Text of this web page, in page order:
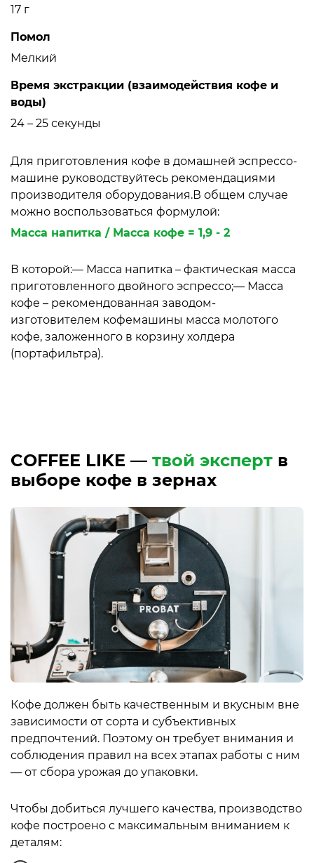
17 г
Помол
Мелкий
Время экстракции (взаимодействия кофе и
воды)
24 – 25 секунды
Для приготовления кофе в домашней эспрессо-
машине руководствуйтесь рекомендациями
производителя оборудования.В общем случае
можно воспользоваться формулой:
Масса напитка / Масса кофе = 1,9 - 2
В которой:— Масса напитка – фактическая масса
приготовленного двойного эспрессо;— Масса
кофе – рекомендованная заводом-
изготовителем кофемашины масса молотого
кофе, заложенного в корзину холдера
(портафильтра).
COFFEE LIKE — твой эксперт в
выборе кофе в зернах
Кофе должен быть качественным и вкусным вне
зависимости от сорта и субъективных
предпочтений. Поэтому он требует внимания и
соблюдения правил на всех этапах работы с ним
— от сбора урожая до упаковки.
Чтобы добиться лучшего качества, производство
кофе построено с максимальным вниманием к
деталям: